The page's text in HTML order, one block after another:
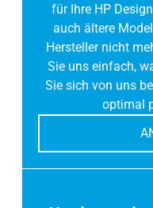
für Ihre HP
auch ältere
Hersteller nicht
Sie uns einfach,
Sie sich von uns
optimal